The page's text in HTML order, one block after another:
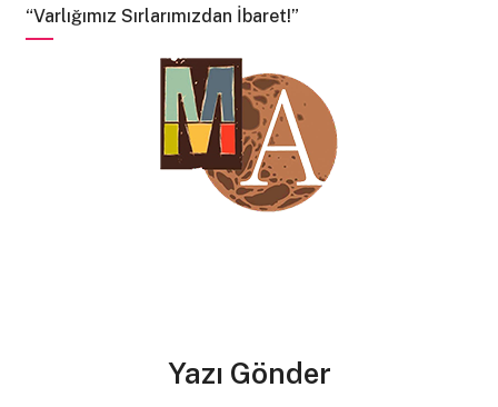
“Varlığımız Sırlarımızdan İbaret!”
Yazı Gönder